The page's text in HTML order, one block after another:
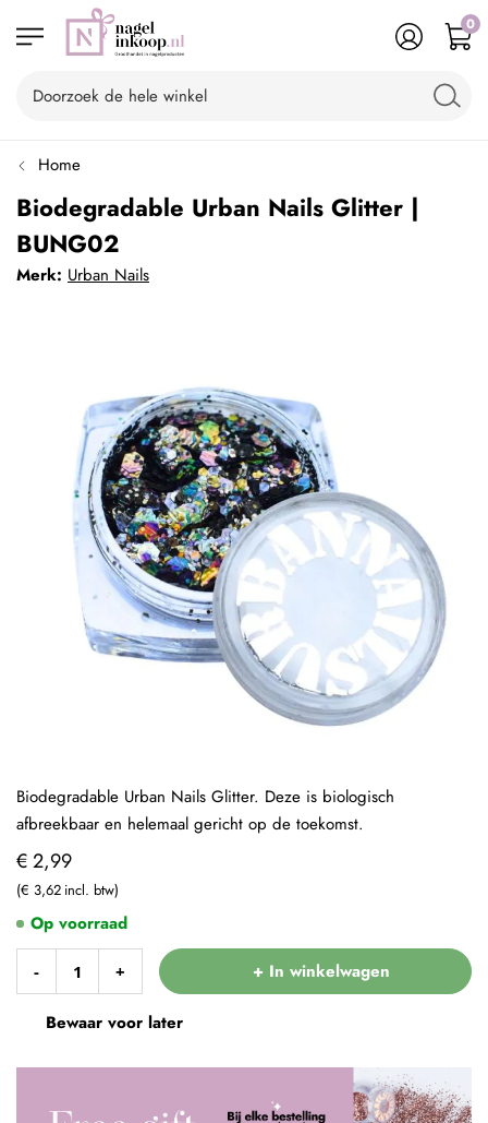
0
Home
Biodegradable Urban Nails Glitter |
BUNG02
Merk: Urban Nails
€ 2,99
€ 3,62
- + + In winkelwagen
Bewaar voor later
Op voorraad
Biodegradable Urban Nails Glitter. Deze is biologisch
afbreekbaar en helemaal gericht op de toekomst.